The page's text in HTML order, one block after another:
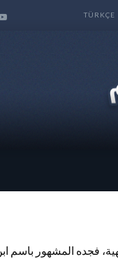
TÜRKÇE
فجده المشهور باسم ابن